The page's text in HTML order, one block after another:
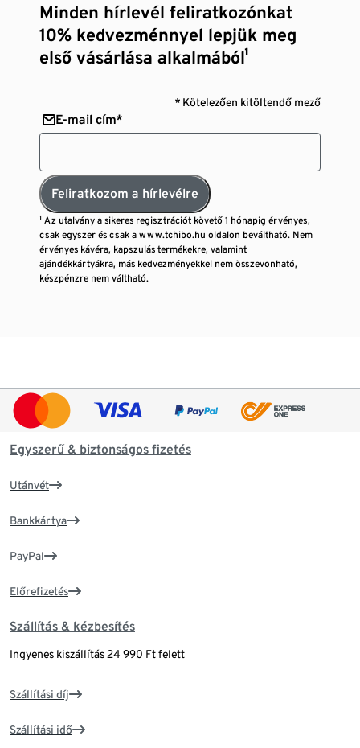
Minden hírlevél feliratkozónkat
10% kedvezménnyel lepjük meg
első vásárlása alkalmából¹
* Kötelezően kitöltendő mező
E-mail cím*
Feliratkozom a hírlevélre
¹ Az utalvány a sikeres regisztrációt követő 1 hónapig érvényes,
csak egyszer és csak a www.tchibo.hu oldalon beváltható. Nem
érvényes kávéra, kapszulás termékekre, valamint
ajándékkártyákra, más kedvezményekkel nem összevonható,
készpénzre nem váltható.
Egyszerű & biztonságos fizetés
Utánvét
Bankkártya
PayPal
Előrefizetés
Szállítás & kézbesítés
Ingyenes kiszállítás 24 990 Ft felett
Szállítási díj
Szállítási idő